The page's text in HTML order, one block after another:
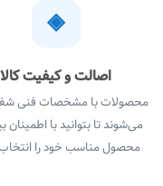
◈
اصالت و کیفیت کالا
محصولات با مشخصات فنی
می‌شوند تا بتوانید با اطمینان
محصول مناسب خود را